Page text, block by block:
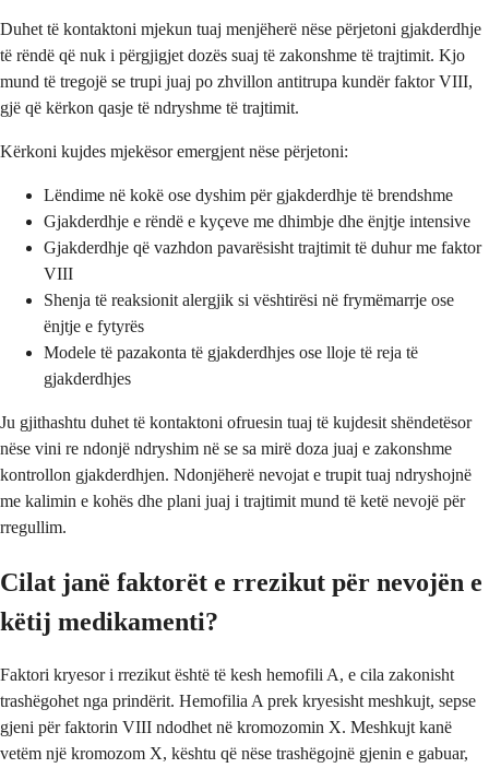
Duhet të kontaktoni mjekun tuaj menjëherë nëse përjetoni gjakderdhje
të rëndë që nuk i përgjigjet dozës suaj të zakonshme të trajtimit. Kjo
mund të tregojë se trupi juaj po zhvillon antitrupa kundër faktor VIII,
gjë që kërkon qasje të ndryshme të trajtimit.
Kërkoni kujdes mjekësor emergjent nëse përjetoni:
Lëndime në kokë ose dyshim për gjakderdhje të brendshme
Gjakderdhje e rëndë e kyçeve me dhimbje dhe ënjtje intensive
Gjakderdhje që vazhdon pavarësisht trajtimit të duhur me faktor
VIII
Shenja të reaksionit alergjik si vështirësi në frymëmarrje ose
ënjtje e fytyrës
Modele të pazakonta të gjakderdhjes ose lloje të reja të
gjakderdhjes
Ju gjithashtu duhet të kontaktoni ofruesin tuaj të kujdesit shëndetësor
nëse vini re ndonjë ndryshim në se sa mirë doza juaj e zakonshme
kontrollon gjakderdhjen. Ndonjëherë nevojat e trupit tuaj ndryshojnë
me kalimin e kohës dhe plani juaj i trajtimit mund të ketë nevojë për
rregullim.
Cilat janë faktorët e rrezikut për nevojën e
këtij medikamenti?
Faktori kryesor i rrezikut është të kesh hemofili A, e cila zakonisht
trashëgohet nga prindërit. Hemofilia A prek kryesisht meshkujt, sepse
gjeni për faktorin VIII ndodhet në kromozomin X. Meshkujt kanë
vetëm një kromozom X, kështu që nëse trashëgojnë gjenin e gabuar,